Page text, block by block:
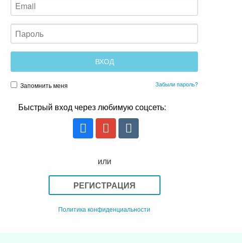
Запомнить меня Забыли пароль?
Быстрый вход через любимую соцсеть:
или
РЕГИСТРАЦИЯ
Политика конфиденциальности